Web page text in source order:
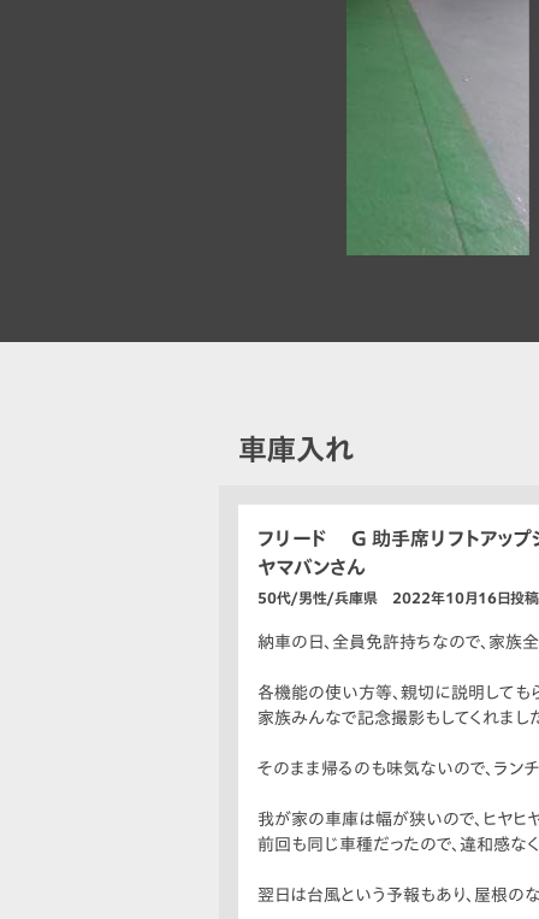
車庫入れ
フリード G 助手席リフトアップ
ヤマバンさん
50代/男性/兵庫県 2022年10月16日投稿
納車の日、全員免許持ちなので、家族
各機能の使い方等、親切に説明してもら
家族みんなで記念撮影もしてくれまし
そのまま帰るのも味気ないので、ラン
我が家の車庫は幅が狭いので、ヒヤヒ
前回も同じ車種だったので、違和感な
翌日は台風という予報もあり、屋根の